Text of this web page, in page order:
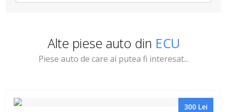
Alte piese auto din ECU
Piese auto de care ai putea fi interesat...
300 Lei